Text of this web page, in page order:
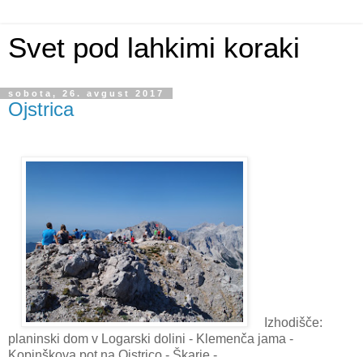
Svet pod lahkimi koraki
sobota, 26. avgust 2017
Ojstrica
Izhodišče:
planinski dom v Logarski dolini - Klemenča jama -